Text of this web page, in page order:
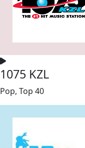
1075 KZL
Pop, Top 40